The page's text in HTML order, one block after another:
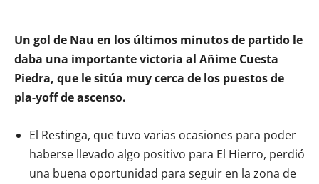
Un gol de Nau en los últimos minutos de partido le
daba una importante victoria al Añime Cuesta
Piedra, que le sitúa muy cerca de los puestos de
pla-yoff de ascenso.
El Restinga, que tuvo varias ocasiones para poder
haberse llevado algo positivo para El Hierro, perdió
una buena oportunidad para seguir en la zona de